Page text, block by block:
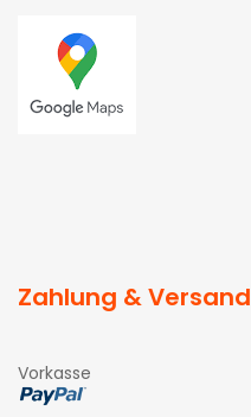
Zahlung & Versand
Vorkasse